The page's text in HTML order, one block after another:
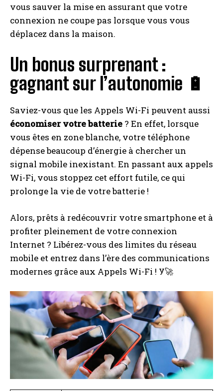
vous sauver la mise en assurant que votre
connexion ne coupe pas lorsque vous vous
déplacez dans la maison.
Un bonus surprenant :
gagnant sur l’autonomie 🔋
Saviez-vous que les Appels Wi-Fi peuvent aussi
économiser votre batterie ? En effet, lorsque
vous êtes en zone blanche, votre téléphone
dépense beaucoup d’énergie à chercher un
signal mobile inexistant. En passant aux appels
Wi-Fi, vous stoppez cet effort futile, ce qui
prolonge la vie de votre batterie !
Alors, prêts à redécouvrir votre smartphone et à
profiter pleinement de votre connexion
Internet ? Libérez-vous des limites du réseau
mobile et entrez dans l’ère des communications
modernes grâce aux Appels Wi-Fi ! У🚀